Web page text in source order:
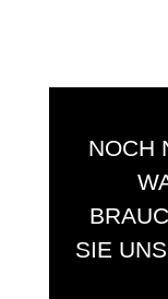
NOCH
SIE